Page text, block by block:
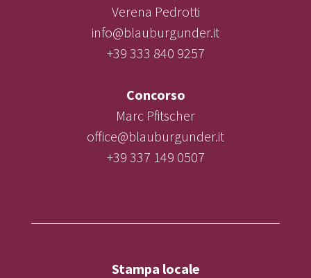
Verena Pedrotti
info@blauburgunder.it
+39 333 840 9257
Concorso
Marc Pfitscher
office@blauburgunder.it
+39 337 149 0507
Stampa locale